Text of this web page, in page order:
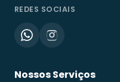
REDES SOCIAIS
Nossos Serviços